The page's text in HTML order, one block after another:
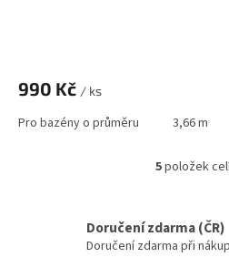
990 Kč / ks
Pro bazény o průměru 3,66 m
5položek
Doručení zdarma (ČR)
Doručení zdarma při